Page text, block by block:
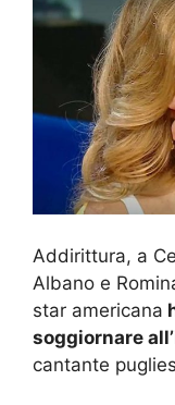
Addirittura, a
Albano e
star americana
soggiornare
cantante